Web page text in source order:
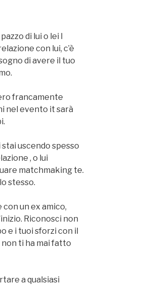
di lui o lei l
con lui, c’è
di avere il tuo
francamente
nel evento it sarà
uscendo spesso
, o lui
matchmaking te.
stesso.
un ex amico,
Riconosci non
e i tuoi sforzi con il
ti ha mai fatto
a qualsiasi